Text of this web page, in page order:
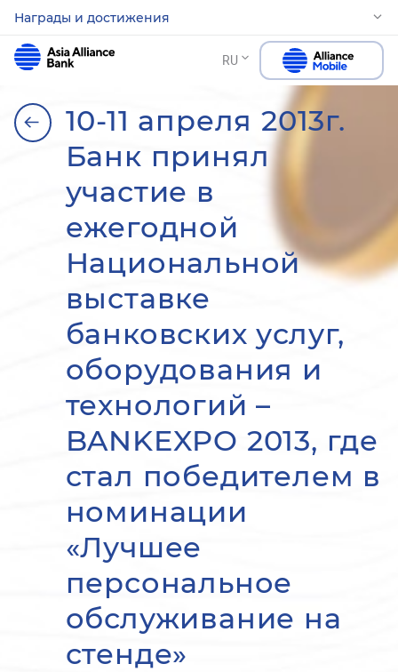
Награды и достижения
RU
10-11 апреля 2013г.
Банк принял
участие в
ежегодной
Национальной
выставке
банковских услуг,
оборудования и
технологий –
BANKEXPO 2013, где
стал победителем в
номинации
«Лучшее
персональное
обслуживание на
стенде»